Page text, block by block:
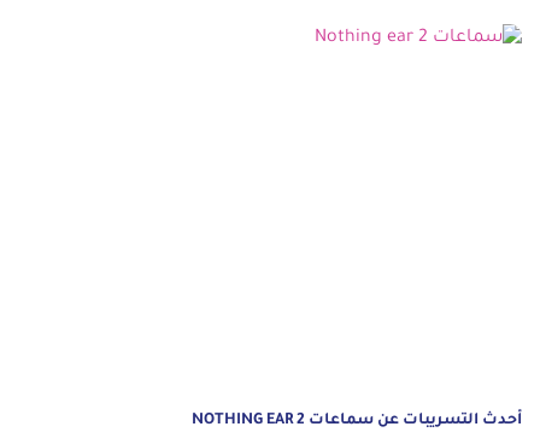
أحدث التسريبات عن سماعات NOTHING EAR 2